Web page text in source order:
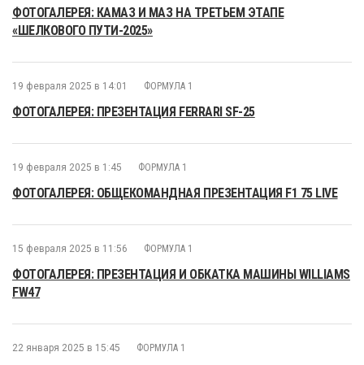
ФОТОГАЛЕРЕЯ: КАМАЗ И МАЗ НА ТРЕТЬЕМ ЭТАПЕ
«ШЕЛКОВОГО ПУТИ-2025»
19 февраля 2025 в 14:01 ФОРМУЛА 1
ФОТОГАЛЕРЕЯ: ПРЕЗЕНТАЦИЯ FERRARI SF-25
19 февраля 2025 в 1:45 ФОРМУЛА 1
ФОТОГАЛЕРЕЯ: ОБЩЕКОМАНДНАЯ ПРЕЗЕНТАЦИЯ F1 75 LIVE
15 февраля 2025 в 11:56 ФОРМУЛА 1
ФОТОГАЛЕРЕЯ: ПРЕЗЕНТАЦИЯ И ОБКАТКА МАШИНЫ WILLIAMS
FW47
22 января 2025 в 15:45 ФОРМУЛА 1